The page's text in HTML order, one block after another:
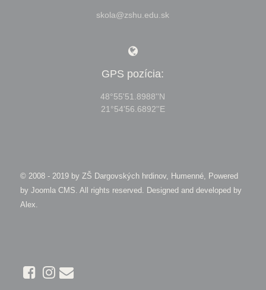
skola@zshu.edu.sk
GPS pozícia:
48°55'51.8988''N
21°54'56.6892''E
© 2008 - 2019 by ZŠ Dargovských hrdinov, Humenné, Powered
by Joomla CMS. All rights reserved. Designed and developed by
Alex.